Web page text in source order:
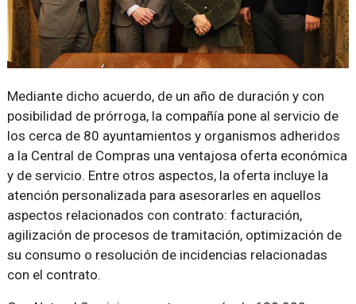
Mediante dicho acuerdo, de un año de duración y con
posibilidad de prórroga, la compañía pone al servicio de
los cerca de 80 ayuntamientos y organismos adheridos
a la Central de Compras una ventajosa oferta económica
y de servicio. Entre otros aspectos, la oferta incluye la
atención personalizada para asesorarles en aquellos
aspectos relacionados con contrato: facturación,
agilización de procesos de tramitación, optimización de
su consumo o resolución de incidencias relacionadas
con el contrato.